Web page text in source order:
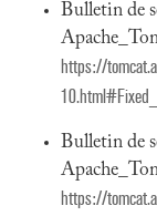
Bulletin de
https://
Bulletin de
https://